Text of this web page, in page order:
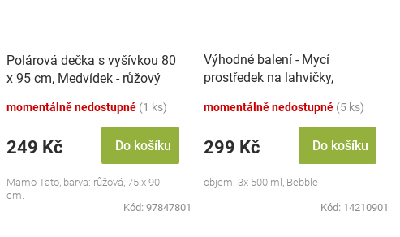
Polárová dečka s vyšívkou 80
x 95 cm, Medvídek - růžový
momentálně nedostupné (1 ks)
249 Kč Do košíku
Mamo Tato, barva: růžová, 75 x 90
cm.
Kód: 97847801
Výhodné balení - Mycí
prostředek na lahvičky,
momentálně nedostupné (5 ks)
299 Kč Do košíku
objem: 3x 500 ml, Bebble
Kód: 14210901